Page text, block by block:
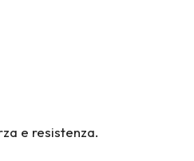
e resistenza.